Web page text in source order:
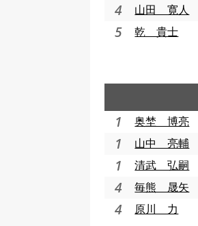
4 山田 寛人
5 乾 貴士
1 奥埜 博亮
1 山中 亮輔
1 清武 弘嗣
4 毎熊 晟矢
4 原川 力